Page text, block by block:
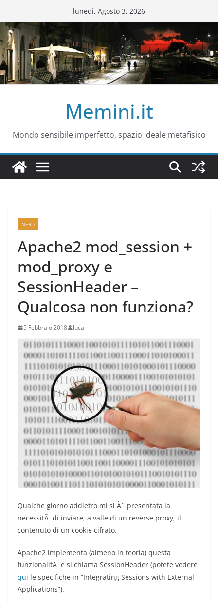
al
contenuto
lunedì, Agosto 3, 2026
Memini.it
Mondo sensibile imperfetto, spazio ideale metafisico
NERD
Apache2 mod_session +
mod_proxy e
SessionHeader –
Qualcosa non funziona?
5 Febbraio 2018 luca
Qualche giorno addietro mi si Ã¨ presentata la
necessitÃ di inviare, a valle di un reverse proxy, il
contenuto di un cookie cifrato.
Apache2 implementa (almeno in teoria) questa
funzionalitÃ e si chiama SessionHeader (potete vedere
qui le specifiche in “Integrating Sessions with External
Applications”).